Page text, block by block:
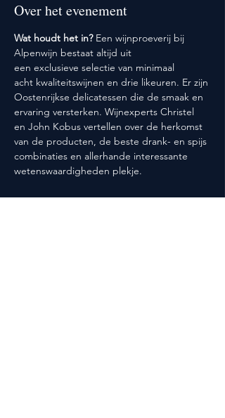
Over het evenement
Wat houdt het in? Een wijnproeverij bij
Alpenwijn bestaat altijd uit
een exclusieve selectie van minimaal
acht kwaliteitswijnen en drie likeuren. Er zijn
Oostenrijkse delicatessen die de smaak en
ervaring versterken. Wijnexperts Christel
en John Kobus vertellen over de herkomst
van de producten, de beste drank- en spijs
combinaties en allerhande interessante
wetenswaardigheden plekje.